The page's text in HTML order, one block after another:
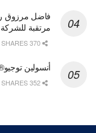
مرتقبة للشركة
أنسولين